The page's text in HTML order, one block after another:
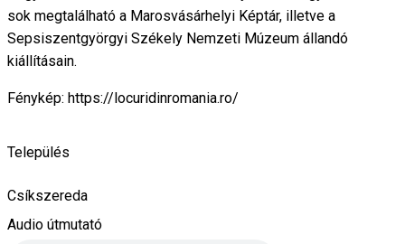
sok megtalálható a Marosvásárhelyi Képtár, illetve a
Sepsiszentgyörgyi Székely Nemzeti Múzeum állandó
kiállításain.
Fénykép: https://locuridinromania.ro/
Település
Csíkszereda
Audio útmutató